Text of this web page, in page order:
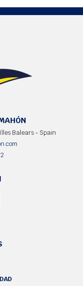
Balears - Spain